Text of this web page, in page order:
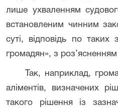
лише ухваленням
встановленим чинним
суті, відповідь по
громадян», з
Так, наприклад,
аліментів, визначених
такого рішення із